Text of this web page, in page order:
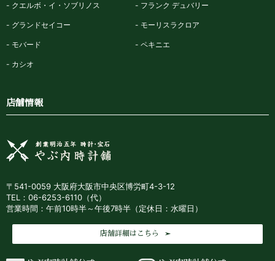
クエルボ・イ・ソブリノス フランク デュバリー
グランドセイコー モーリスラクロア
モバード ペキニエ
カシオ
店舗情報
〒541-0059 大阪府大阪市中央区博労町4-3-12
TEL：06-6253-6110（代）
営業時間：午前10時半～午後7時半（定休日：水曜日）
店舗詳細はこちら